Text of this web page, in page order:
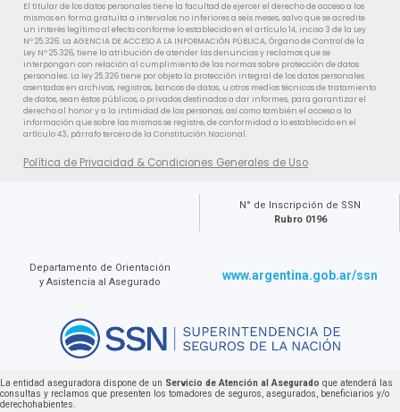
El titular de los datos personales tiene la facultad de ejercer el derecho de acceso a los
mismos en forma gratuita a intervalos no inferiores a seis meses, salvo que se acredite
un interés legítimo al efecto conforme lo establecido en el artículo 14, inciso 3 de la Ley
Nº 25.326. La AGENCIA DE ACCESO A LA INFORMACIÓN PÚBLICA, Órgano de Control de la
Ley Nº 25.326, tiene la atribución de atender las denuncias y reclamos que se
interpongan con relación al cumplimiento de las normas sobre protección de datos
personales. La ley 25.326 tiene por objeto la protección integral de los datos personales
asentados en archivos, registros, bancos de datos, u otros medios técnicos de tratamiento
de datos, sean éstos públicos, o privados destinados a dar informes, para garantizar el
derecho al honor y a la intimidad de las personas, así como también el acceso a la
información que sobre las mismas se registre, de conformidad a lo establecido en el
artículo 43, párrafo tercero de la Constitución Nacional.
Política de Privacidad & Condiciones Generales de Uso
N° de Inscripción de SSN
Rubro 0196
Departamento de Orientación
y Asistencia al Asegurado
www.argentina.gob.ar/ssn
La entidad aseguradora dispone de un Servicio de Atención al Asegurado que atenderá las
consultas y reclamos que presenten los tomadores de seguros, asegurados, beneficiarios y/o
derechohabientes.